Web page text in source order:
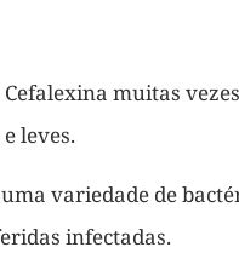
muitas
leves.
variedade de
infectadas.